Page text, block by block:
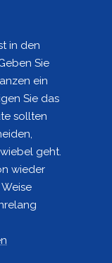
in den
Sie
ein
Sie das
sollten
geht.
wieder